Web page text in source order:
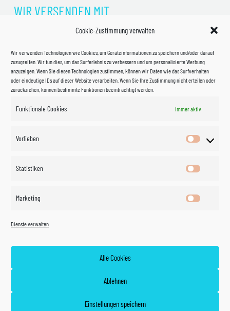
Cookie-Zustimmung verwalten
Wir verwenden Technologien wie Cookies, um Geräteinformationen zu speichern und/oder darauf
zuzugreifen. Wir tun dies, um das Surferlebnis zu verbessern und um personalisierte Werbung
anzuzeigen. Wenn Sie diesen Technologien zustimmen, können wir Daten wie das Surfverhalten
oder eindeutige IDs auf dieser Website verarbeiten. Wenn Sie Ihre Zustimmung nicht erteilen oder
zurückziehen, können bestimmte Funktionen beeinträchtigt werden.
Funktionale Cookies Immer aktiv
Vorlieben
Vorlieben
Statistiken
Marketing
Dienste verwalten
Alle Cookies
Ablehnen
Einstellungen speichern
WIR VERSENDEN MIT
©